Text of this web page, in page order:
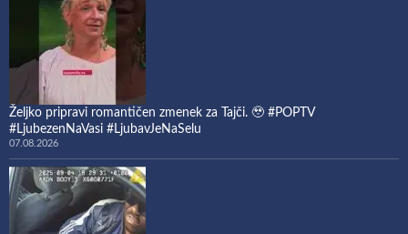
Željko pripravi romantičen zmenek za Tajči. 🥹 #POPTV
#LjubezenNaVasi #LjubavJeNaSelu
07.08.2026